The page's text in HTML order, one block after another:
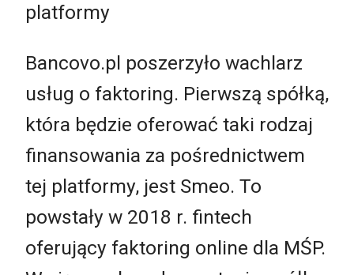
platformy
Bancovo.pl poszerzyło wachlarz
usług o faktoring. Pierwszą spółką,
która będzie oferować taki rodzaj
finansowania za pośrednictwem
tej platformy, jest Smeo. To
powstały w 2018 r. fintech
oferujący faktoring online dla MŚP.